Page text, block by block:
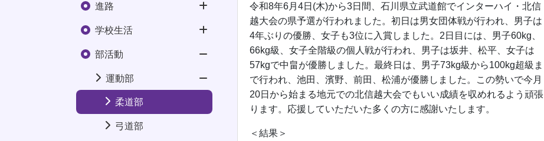
進路
学校生活
部活動
運動部
柔道部
弓道部
令和8年6月4日(木)から3日間、石川県立武道館でインターハイ・北信
越大会の県予選が行われました。初日は男女団体戦が行われ、男子は
4年ぶりの優勝、女子も3位に入賞しました。2日目には、男子60kg、
66kg級、女子全階級の個人戦が行われ、男子は坂井、松平、女子は
57kgで中畠が優勝しました。最終日は、男子73kg級から100kg超級ま
で行われ、池田、濱野、前田、松浦が優勝しました。この勢いで今月
20日から始まる地元での北信越大会でもいい成績を収めれるよう頑張
ります。応援していただいた多くの方に感謝いたします。
＜結果＞